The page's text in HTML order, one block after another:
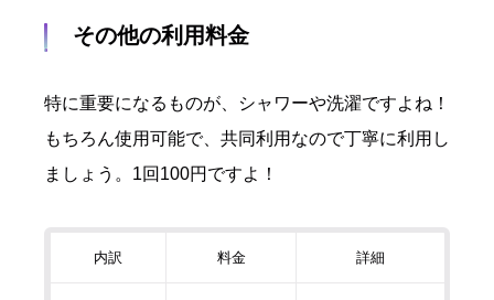
その他の利用料金
特に重要になるものが、シャワーや洗濯ですよね！
もちろん使用可能で、共同利用なので丁寧に利用し
ましょう。1回100円ですよ！
内訳 料金 詳細